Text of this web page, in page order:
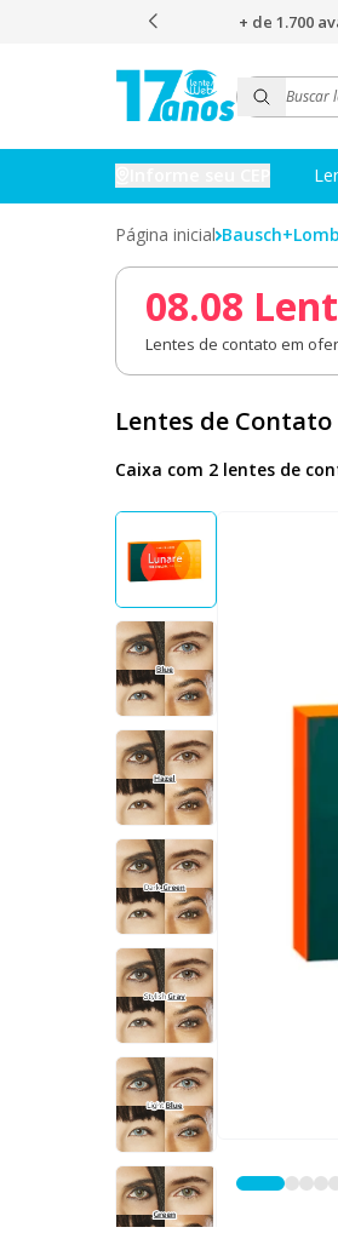
O envio
Página inicial Bausch+Lomb
08.08
Lentes de contato em
Lentes de Contato
Caixa com 2 lentes de